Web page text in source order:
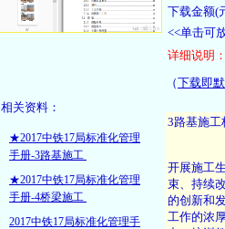
下载金额(
<<单击可
详细说明
（下载即
相关资料：
★2017中铁17局标准化管理
手册-3路基施工
★2017中铁17局标准化管理
手册-4桥梁施工
2017中铁17局标准化管理手